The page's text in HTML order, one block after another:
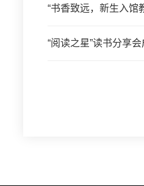
“书香致远，新生入馆
“阅读之星”读书分享